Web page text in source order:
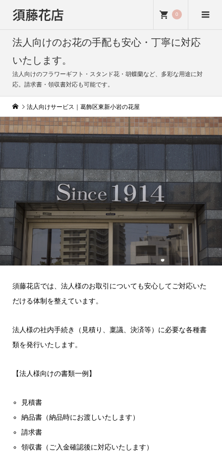
須藤花店 0
法人向けのお花の手配も安心・丁寧に対応
いたします。
法人向けのフラワーギフト・スタンド花・胡蝶蘭など、多彩な用途に対
応。請求書・領収書対応も可能です。
法人向けサービス｜葛飾区東新小岩の花屋
須藤花店では、法人様のお取引についても安心してご対応いた
だける体制を整えています。
法人様の社内手続き（見積り、稟議、決済等）に必要な各種書
類を発行いたします。
【法人様向けの書類一例】
見積書
納品書（納品時にお渡しいたします）
請求書
領収書（ご入金確認後に対応いたします）